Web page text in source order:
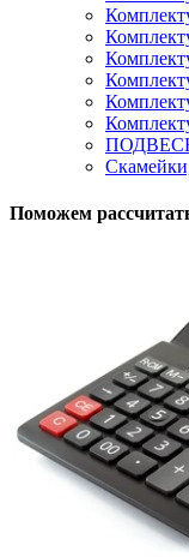
Поможем